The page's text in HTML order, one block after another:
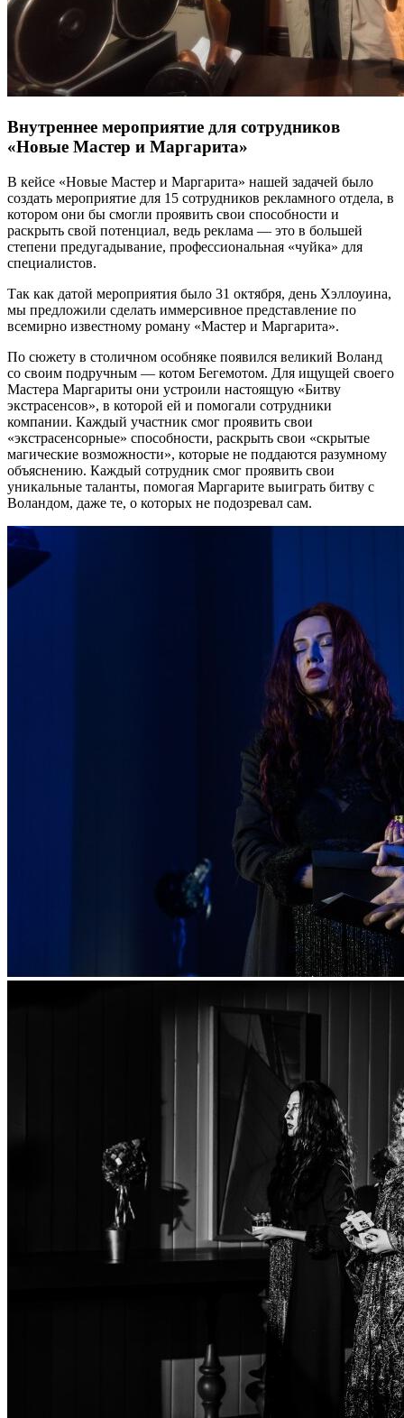
Внутреннее мероприятие для сотрудников
«Новые Мастер и Маргарита»
В кейсе «Новые Мастер и Маргарита» нашей задачей было
создать мероприятие для 15 сотрудников рекламного отдела, в
котором они бы смогли проявить свои способности и
раскрыть свой потенциал, ведь реклама — это в большей
степени предугадывание, профессиональная «чуйка» для
специалистов.
Так как датой мероприятия было 31 октября, день Хэллоуина,
мы предложили сделать иммерсивное представление по
всемирно известному роману «Мастер и Маргарита».
По сюжету в столичном особняке появился великий Воланд
со своим подручным — котом Бегемотом. Для ищущей своего
Мастера Маргариты они устроили настоящую «Битву
экстрасенсов», в которой ей и помогали сотрудники
компании. Каждый участник смог проявить свои
«экстрасенсорные» способности, раскрыть свои «скрытые
магические возможности», которые не поддаются разумному
объяснению. Каждый сотрудник смог проявить свои
уникальные таланты, помогая Маргарите выиграть битву с
Воландом, даже те, о которых не подозревал сам.